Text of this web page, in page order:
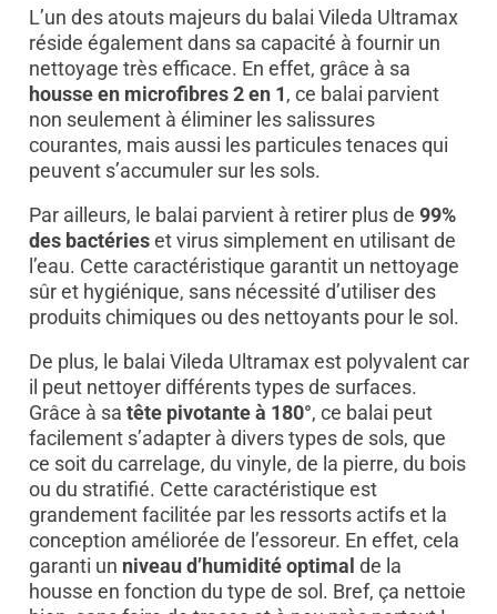
L’un des atouts majeurs du balai Vileda Ultramax
réside également dans sa capacité à fournir un
nettoyage très efficace. En effet, grâce à sa
housse en microfibres 2 en 1, ce balai parvient
non seulement à éliminer les salissures
courantes, mais aussi les particules tenaces qui
peuvent s’accumuler sur les sols.
Par ailleurs, le balai parvient à retirer plus de 99%
des bactérieset virus simplement en utilisant de
l’eau. Cette caractéristique garantit un nettoyage
sûr et hygiénique, sans nécessité d’utiliser des
produits chimiques ou des nettoyants pour le sol.
De plus, le balai Vileda Ultramax est polyvalent car
il peut nettoyer différents types de surfaces.
Grâce à sa tête pivotante à 180°, ce balai peut
facilement s’adapter à divers types de sols, que
ce soit du carrelage, du vinyle, de la pierre, du bois
ou du stratifié. Cette caractéristique est
grandement facilitée par les ressorts actifs et la
conception améliorée de l’essoreur. En effet, cela
garanti un niveau d’humidité optimal de la
housse en fonction du type de sol. Bref, ça nettoie